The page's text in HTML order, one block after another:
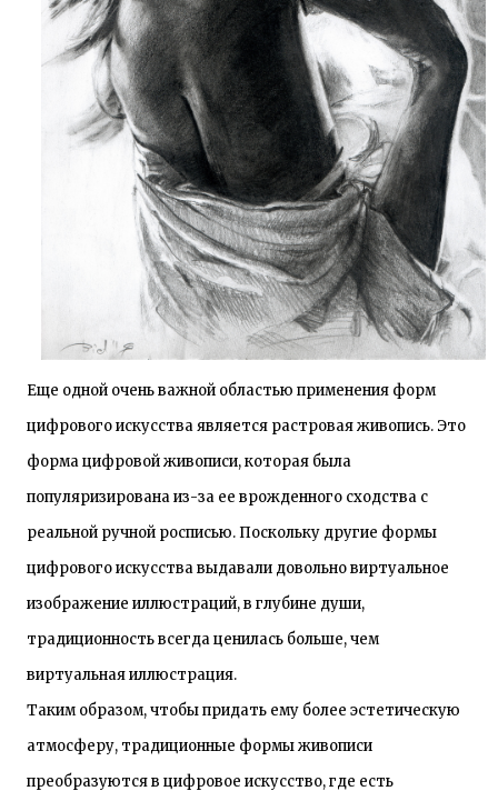
Еще одной очень важной областью применения форм
цифрового искусства является растровая живопись. Это
форма цифровой живописи, которая была
популяризирована из-за ее врожденного сходства с
реальной ручной росписью. Поскольку другие формы
цифрового искусства выдавали довольно виртуальное
изображение иллюстраций, в глубине души,
традиционность всегда ценилась больше, чем
виртуальная иллюстрация.
Таким образом, чтобы придать ему более эстетическую
атмосферу, традиционные формы живописи
преобразуются в цифровое искусство, где есть